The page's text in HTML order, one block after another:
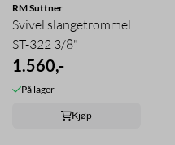
RM Suttner
Svivel slangetrommel
ST-322 3/8"
1.560,-
På lager
Kjøp